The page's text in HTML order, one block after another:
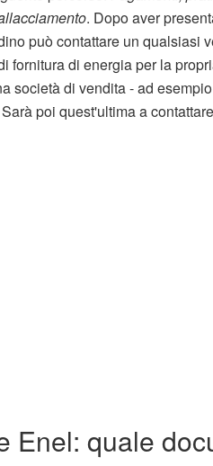
. Dopo aver
può contattare un qualsiasi
fornitura di energia per la
società di vendita - ad
poi quest'ultima a
Enel: quale